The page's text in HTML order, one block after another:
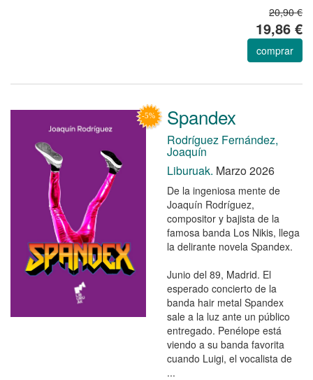
20,90 €
19,86 €
comprar
Spandex
Rodríguez Fernández,
Joaquín
Liburuak. Marzo 2026
De la ingeniosa mente de
Joaquín Rodríguez,
compositor y bajista de la
famosa banda Los Nikis, llega
la delirante novela Spandex.
Junio del 89, Madrid. El
esperado concierto de la
banda hair metal Spandex
sale a la luz ante un público
entregado. Penélope está
viendo a su banda favorita
cuando Luigi, el vocalista de
...